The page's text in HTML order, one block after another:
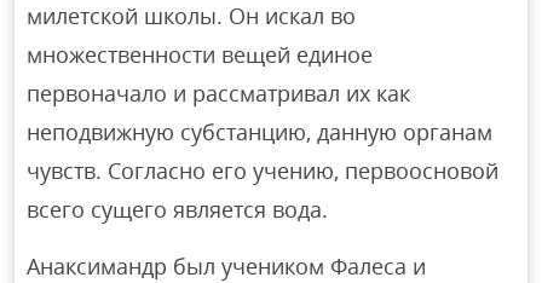
милетской школы. Он искал во
множественности вещей единое
первоначало и рассматривал их как
неподвижную субстанцию, данную органам
чувств. Согласно его учению, первоосновой
всего сущего является вода.
Анаксимандр был учеником Фалеса и